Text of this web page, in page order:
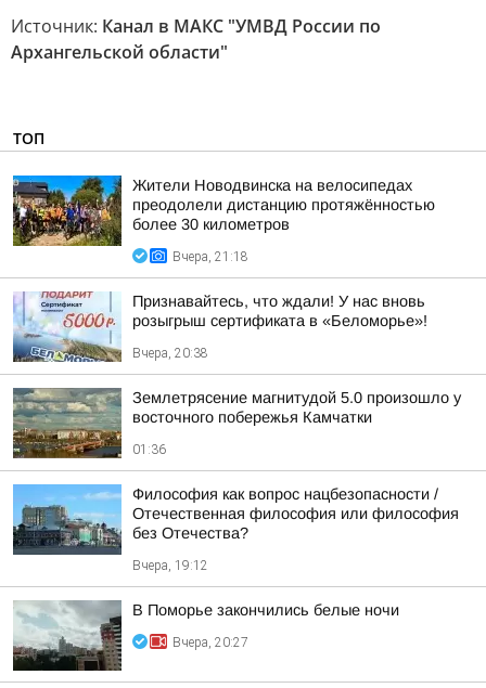
Источник: Канал в МАКС "УМВД России по
Архангельскoй oбласти"
ТОП
Жители Новодвинска на велосипедах
преодолели дистанцию протяжённостью
более 30 километров
Вчера, 21:18
Признавайтесь, что ждали! У нас вновь
розыгрыш сертификата в «Беломорье»!
Вчера, 20:38
Землетрясение магнитудой 5.0 произошло у
восточного побережья Камчатки
01:36
Философия как вопрос нацбезопасности /
Отечественная философия или философия
без Отечества?
Вчера, 19:12
В Поморье закончились белые ночи
Вчера, 20:27